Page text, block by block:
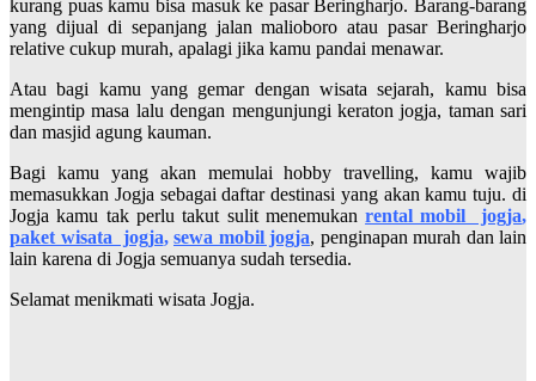
kurang puas kamu bisa masuk ke pasar Beringharjo. Barang-barang
yang dijual di sepanjang jalan malioboro atau pasar Beringharjo
relative cukup murah, apalagi jika kamu pandai menawar.
Atau bagi kamu yang gemar dengan wisata sejarah, kamu bisa
mengintip masa lalu dengan mengunjungi keraton jogja, taman sari
dan masjid agung kauman.
Bagi kamu yang akan memulai hobby travelling, kamu wajib
memasukkan Jogja sebagai daftar destinasi yang akan kamu tuju. di
Jogja kamu tak perlu takut sulit menemukanrental mobil jogja,
paket wisata jogja, sewa mobil jogja, penginapan murah dan lain
lain karena di Jogja semuanya sudah tersedia.
Selamat menikmati wisata Jogja.